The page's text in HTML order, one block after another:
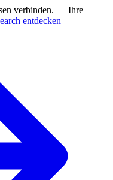
verbinden. — Ihre
entdecken